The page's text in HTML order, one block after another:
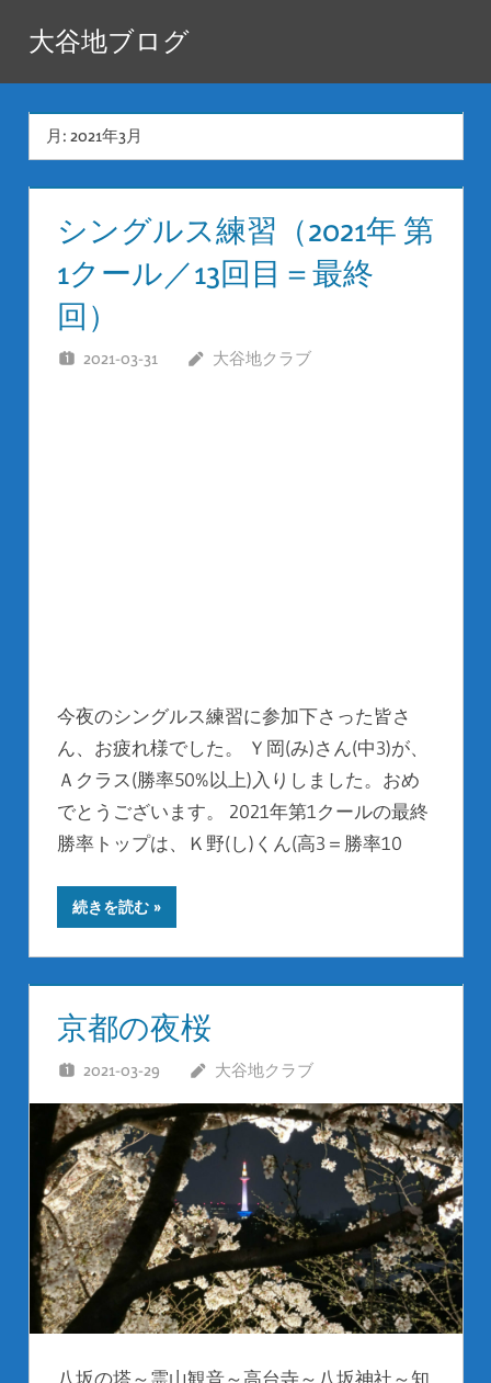
テ
大谷地ブログ
月: 2021年3月
シングルス練習（2021年 第
1クール／13回目＝最終
回）
2021-03-31 大谷地クラブ
今夜のシングルス練習に参加下さった皆さ
ん、お疲れ様でした。 Ｙ岡(み)さん(中3)が、
Ａクラス(勝率50%以上)入りしました。おめ
でとうございます。 2021年第1クールの最終
勝率トップは、Ｋ野(し)くん(高3＝勝率10
続きを読む
京都の夜桜
2021-03-29 大谷地クラブ
八坂の塔～霊山観音～高台寺～八坂神社～知